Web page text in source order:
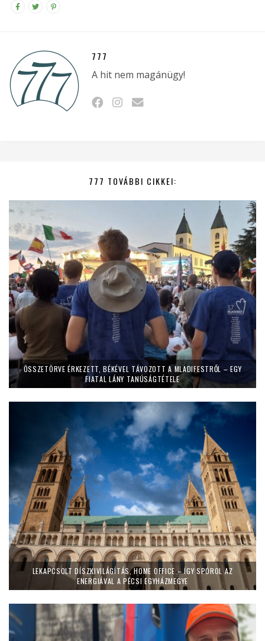
777
A hit nem magánügy!
777 TOVÁBBI CIKKEI:
ÖSSZETÖRVE ÉRKEZETT, BÉKÉVEL TÁVOZOTT A MLADIFESTRŐL – EGY
FIATAL LÁNY TANÚSÁGTÉTELE
LEKAPCSOLT DÍSZKIVILÁGÍTÁS, HOME OFFICE – ÍGY SPÓROL AZ
ENERGIÁVAL A PÉCSI EGYHÁZMEGYE